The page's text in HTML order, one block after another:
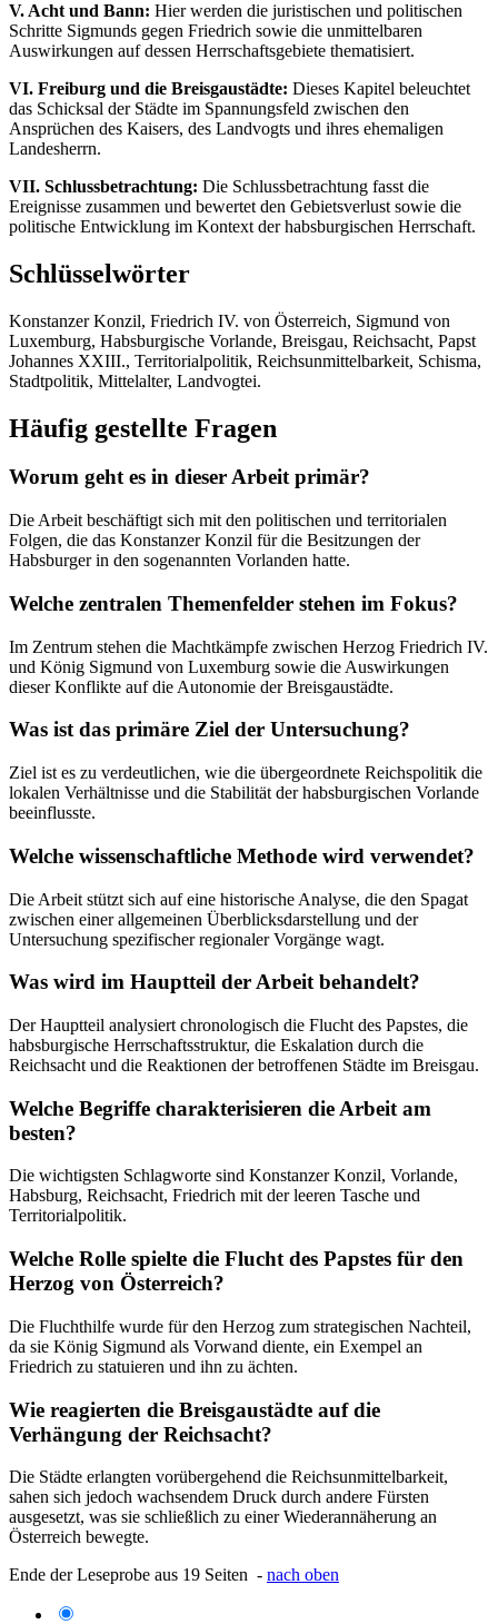
V. Acht und Bann: Hier werden die juristischen und politischen
Schritte Sigmunds gegen Friedrich sowie die unmittelbaren
Auswirkungen auf dessen Herrschaftsgebiete thematisiert.
VI. Freiburg und die Breisgaustädte: Dieses Kapitel beleuchtet
das Schicksal der Städte im Spannungsfeld zwischen den
Ansprüchen des Kaisers, des Landvogts und ihres ehemaligen
Landesherrn.
VII. Schlussbetrachtung: Die Schlussbetrachtung fasst die
Ereignisse zusammen und bewertet den Gebietsverlust sowie die
politische Entwicklung im Kontext der habsburgischen Herrschaft.
Schlüsselwörter
Konstanzer Konzil, Friedrich IV. von Österreich, Sigmund von
Luxemburg, Habsburgische Vorlande, Breisgau, Reichsacht, Papst
Johannes XXIII., Territorialpolitik, Reichsunmittelbarkeit, Schisma,
Stadtpolitik, Mittelalter, Landvogtei.
Häufig gestellte Fragen
Worum geht es in dieser Arbeit primär?
Die Arbeit beschäftigt sich mit den politischen und territorialen
Folgen, die das Konstanzer Konzil für die Besitzungen der
Habsburger in den sogenannten Vorlanden hatte.
Welche zentralen Themenfelder stehen im Fokus?
Im Zentrum stehen die Machtkämpfe zwischen Herzog Friedrich IV.
und König Sigmund von Luxemburg sowie die Auswirkungen
dieser Konflikte auf die Autonomie der Breisgaustädte.
Was ist das primäre Ziel der Untersuchung?
Ziel ist es zu verdeutlichen, wie die übergeordnete Reichspolitik die
lokalen Verhältnisse und die Stabilität der habsburgischen Vorlande
beeinflusste.
Welche wissenschaftliche Methode wird verwendet?
Die Arbeit stützt sich auf eine historische Analyse, die den Spagat
zwischen einer allgemeinen Überblicksdarstellung und der
Untersuchung spezifischer regionaler Vorgänge wagt.
Was wird im Hauptteil der Arbeit behandelt?
Der Hauptteil analysiert chronologisch die Flucht des Papstes, die
habsburgische Herrschaftsstruktur, die Eskalation durch die
Reichsacht und die Reaktionen der betroffenen Städte im Breisgau.
Welche Begriffe charakterisieren die Arbeit am
besten?
Die wichtigsten Schlagworte sind Konstanzer Konzil, Vorlande,
Habsburg, Reichsacht, Friedrich mit der leeren Tasche und
Territorialpolitik.
Welche Rolle spielte die Flucht des Papstes für den
Herzog von Österreich?
Die Fluchthilfe wurde für den Herzog zum strategischen Nachteil,
da sie König Sigmund als Vorwand diente, ein Exempel an
Friedrich zu statuieren und ihn zu ächten.
Wie reagierten die Breisgaustädte auf die
Verhängung der Reichsacht?
Die Städte erlangten vorübergehend die Reichsunmittelbarkeit,
sahen sich jedoch wachsendem Druck durch andere Fürsten
ausgesetzt, was sie schließlich zu einer Wiederannäherung an
Österreich bewegte.
Ende der Leseprobe aus 19 Seiten - nach oben